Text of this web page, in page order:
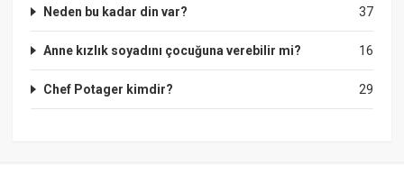
37
Neden bu kadar din var?
16
Anne kızlık soyadını çocuğuna verebilir mi?
29
Chef Potager kimdir?